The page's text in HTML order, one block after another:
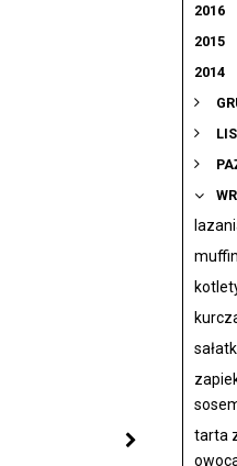
2016
2015
2014
tarta